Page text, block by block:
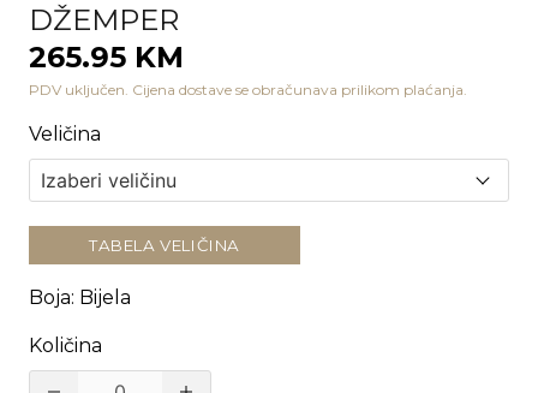
DŽEMPER
265.95 KM
PDV uključen. Cijena dostave se obračunava prilikom plaćanja.
Veličina
TABELA VELIČINA
Boja: Bijela
Količina